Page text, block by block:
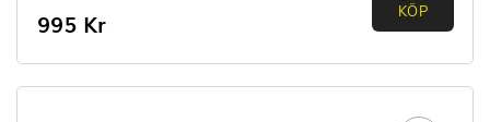
0.00
5
995 Kr KÖP